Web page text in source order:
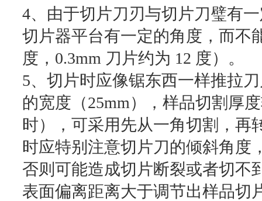
4、由于切片刀刃与切片刀璧有
切片器平台有一定的角度，而不
度，0.3mm 刀片约为 12 度）。
5、切片时应像锯东西一样推拉
的宽度（25mm），样品切割厚
时），可采用先从一角切割，再
时应特别注意切片刀的倾斜角度
否则可能造成切片断裂或者切不
表面偏离距离大于调节出样品切